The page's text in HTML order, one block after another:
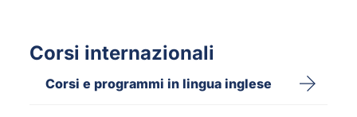
Corsi internazionali
Corsi e programmi in lingua inglese